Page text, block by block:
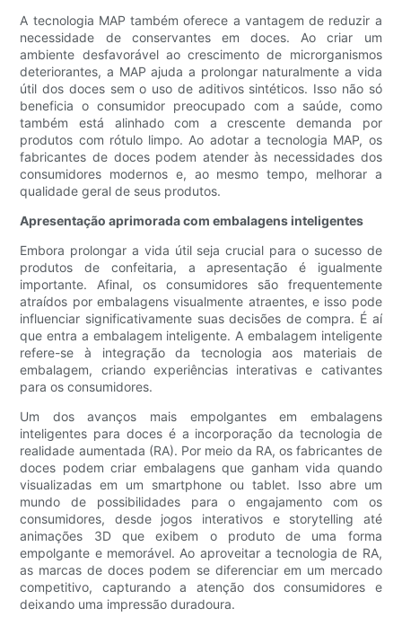
A tecnologia MAP também oferece a vantagem de reduzir a
necessidade de conservantes em doces. Ao criar um
ambiente desfavorável ao crescimento de microrganismos
deteriorantes, a MAP ajuda a prolongar naturalmente a vida
útil dos doces sem o uso de aditivos sintéticos. Isso não só
beneficia o consumidor preocupado com a saúde, como
também está alinhado com a crescente demanda por
produtos com rótulo limpo. Ao adotar a tecnologia MAP, os
fabricantes de doces podem atender às necessidades dos
consumidores modernos e, ao mesmo tempo, melhorar a
qualidade geral de seus produtos.
Apresentação aprimorada com embalagens inteligentes
Embora prolongar a vida útil seja crucial para o sucesso de
produtos de confeitaria, a apresentação é igualmente
importante. Afinal, os consumidores são frequentemente
atraídos por embalagens visualmente atraentes, e isso pode
influenciar significativamente suas decisões de compra. É aí
que entra a embalagem inteligente. A embalagem inteligente
refere-se à integração da tecnologia aos materiais de
embalagem, criando experiências interativas e cativantes
para os consumidores.
Um dos avanços mais empolgantes em embalagens
inteligentes para doces é a incorporação da tecnologia de
realidade aumentada (RA). Por meio da RA, os fabricantes de
doces podem criar embalagens que ganham vida quando
visualizadas em um smartphone ou tablet. Isso abre um
mundo de possibilidades para o engajamento com os
consumidores, desde jogos interativos e storytelling até
animações 3D que exibem o produto de uma forma
empolgante e memorável. Ao aproveitar a tecnologia de RA,
as marcas de doces podem se diferenciar em um mercado
competitivo, capturando a atenção dos consumidores e
deixando uma impressão duradoura.